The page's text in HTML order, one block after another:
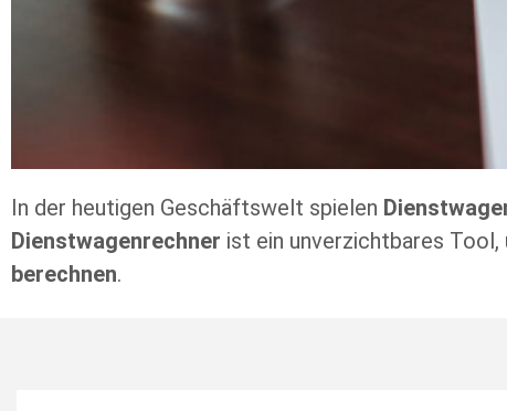
In der heutigen Geschäftswelt spielen
Dienstwagenrechner ist ein unverzichtbares Tool,
berechnen.